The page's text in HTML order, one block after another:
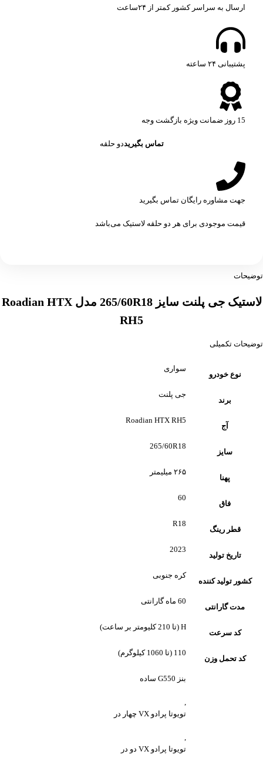
ارسال به سراسر کشور کمتر از ۲۴ساعت
پشتیبانی ۲۴ ساعته​
15 روز ضمانت ویژه بازگشت وجه
تماس بگیریددو حلقه
جهت مشاوره رایگان تماس بگیرید
قیمت موجودی برای هر دو حلقه لاستیک می‌باشد
توضیحات
لاستیک جی پلنت سایز 265/60R18 مدل Roadian HTX
RH5
توضیحات تکمیلی
نوع خودرو
سواری
برند
جی پلنت
آج
Roadian HTX RH5
سایز
265/60R18
پهنا
۲۶۵ میلیمتر
فاق
60
قطر رینگ
R18
تاریخ تولید
2023
کشور تولید کننده
کره جنوبی
مدت گارانتی
60 ماه گارانتی
کد سرعت
H (تا 210 کلیومتر بر ساعت)
کد تحمل وزن
110 (تا 1060 کیلوگرم)
بنز G550 ساده
,
تویوتا پرادو VX چهار در
,
تویوتا پرادو VX دو در